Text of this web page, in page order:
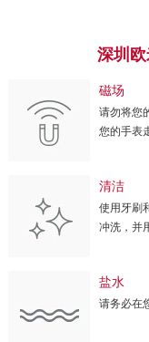
深圳
磁场
请勿将您
您的手表
清洁
使用牙刷
冲洗，并
盐水
请务必在